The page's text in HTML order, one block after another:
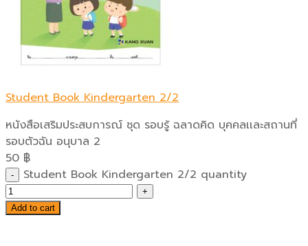
Student Book Kindergarten 2/2
หนังสือเสริมประสบการณ์ ชุด รอบรู้ ฉลาดคิด บุคคลเเละสถานที่
รอบตัวฉัน อนุบาล 2
50 ฿
Student Book Kindergarten 2/2 quantity
Add to cart